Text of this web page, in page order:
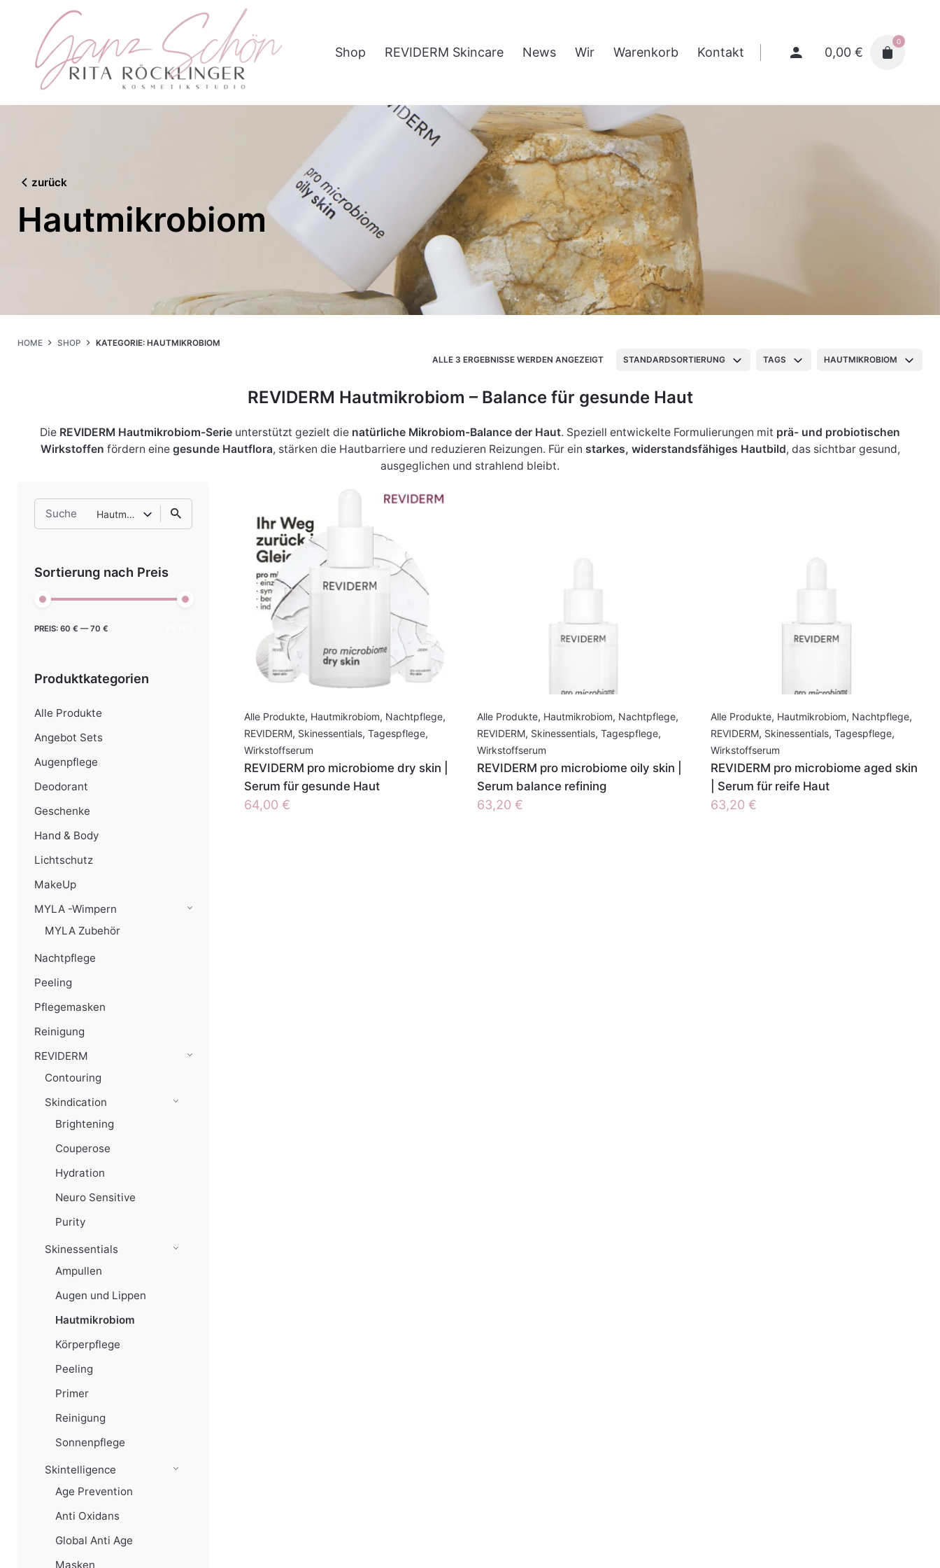
Shop REVIDERM Skincare News Wir Warenkorb Kontakt 0,00 €
0
zurück
Hautmikrobiom
HOME SHOP
KATEGORIE: HAUTMIKROBIOM
ALLE 3 ERGEBNISSE WERDEN ANGEZEIGT
STANDARDSORTIERUNG TAGS HAUTMIKROBIOM
REVIDERM Hautmikrobiom – Balance für gesunde Haut
Die REVIDERM Hautmikrobiom-Serie unterstützt gezielt die natürliche Mikrobiom-Balance der Haut. Speziell entwickelte Formulierungen mit prä- und probiotischen
Wirkstoffen fördern eine gesunde Hautflora, stärken die Hautbarriere und reduzieren Reizungen. Für ein starkes, widerstandsfähiges Hautbild, das sichtbar gesund,
ausgeglichen und strahlend bleibt.
Search
for
Hautmikrobiom
Sortierung nach Preis
Min.
Max.
PREIS: 60 € —70 €
Produktkategorien
Alle Produkte
Angebot Sets
Augenpflege
Deodorant
Geschenke
Hand & Body
Lichtschutz
MakeUp
MYLA -Wimpern
MYLA Zubehör
Nachtpflege
Peeling
Pflegemasken
Reinigung
REVIDERM
Contouring
Skindication
Brightening
Couperose
Hydration
Neuro Sensitive
Purity
Skinessentials
Ampullen
Augen und Lippen
Hautmikrobiom
Körperpflege
Peeling
Primer
Reinigung
Sonnenpflege
Skintelligence
Age Prevention
Anti Oxidans
Global Anti Age
Masken
Alle Produkte, Hautmikrobiom, Nachtpflege,
REVIDERM, Skinessentials, Tagespflege,
Wirkstoffserum
REVIDERM pro microbiome dry skin |
Serum für gesunde Haut
64,00 €
Alle Produkte, Hautmikrobiom, Nachtpflege,
REVIDERM, Skinessentials, Tagespflege,
Wirkstoffserum
REVIDERM pro microbiome oily skin |
Serum balance refining
63,20 €
Alle Produkte, Hautmikrobiom, Nachtpflege,
REVIDERM, Skinessentials, Tagespflege,
Wirkstoffserum
REVIDERM pro microbiome aged skin
| Serum für reife Haut
63,20 €